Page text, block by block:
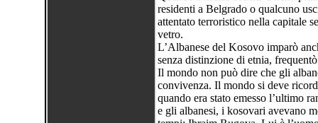
residenti a Belgrado o qualcuno
attentato terroristico nella capitale
vetro.
L’Albanese del Kosovo imparò
senza distinzione di etnia,
Il mondo non può dire che gli
convivenza. Il mondo si deve
quando era stato emesso l’ultimo
e gli albanesi, i kosovari avevano